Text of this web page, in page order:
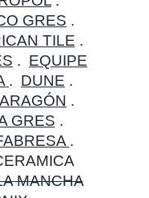
GRES .
TILE .
. EQUIPE
. DUNE .
.
GRES .
.
MANCHA